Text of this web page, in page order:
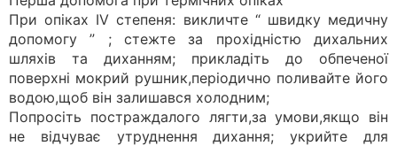
При опіках ІV степеня: викличте “ швидку медичну
допомогу ” ; стежте за прохідністю дихальних
шляхів та диханням; прикладіть до обпеченої
поверхні мокрий рушник,періодично поливайте його
водою,щоб він залишався холодним;
Попросіть постраждалого лягти,за умови,якщо він
не відчуває утруднення дихання; укрийте для